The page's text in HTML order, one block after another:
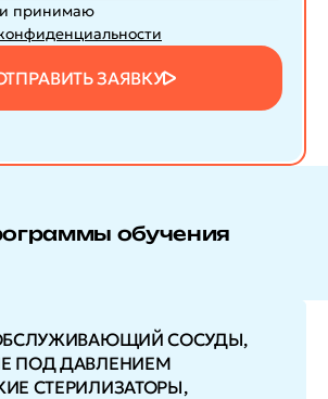
принимаю
ЗАЯВКУ
обучения
СОСУДЫ,
ПОД ДАВЛЕНИЕМ
СТЕРИЛИЗАТОРЫ,